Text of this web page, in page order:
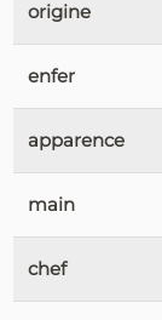
origine
enfer
apparence
main
chef